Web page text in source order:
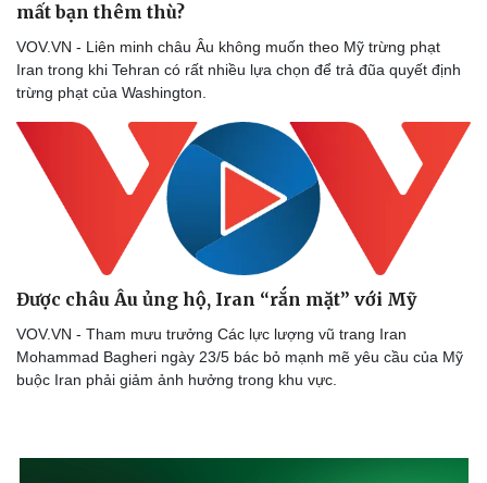
mất bạn thêm thù?
VOV.VN - Liên minh châu Âu không muốn theo Mỹ trừng phạt
Iran trong khi Tehran có rất nhiều lựa chọn để trả đũa quyết định
trừng phạt của Washington.
Được châu Âu ủng hộ, Iran “rắn mặt” với Mỹ
VOV.VN - Tham mưu trưởng Các lực lượng vũ trang Iran
Mohammad Bagheri ngày 23/5 bác bỏ mạnh mẽ yêu cầu của Mỹ
buộc Iran phải giảm ảnh hưởng trong khu vực.